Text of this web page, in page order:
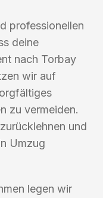
professionellen
deine
nach Torbay
wir auf
zu vermeiden.
und
Umzug
legen wir